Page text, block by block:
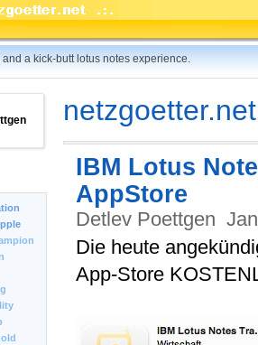
a kick-butt lotus notes experience.
IBM Lotus
AppStore
Detlev Poettgen
Die heute
App-Store